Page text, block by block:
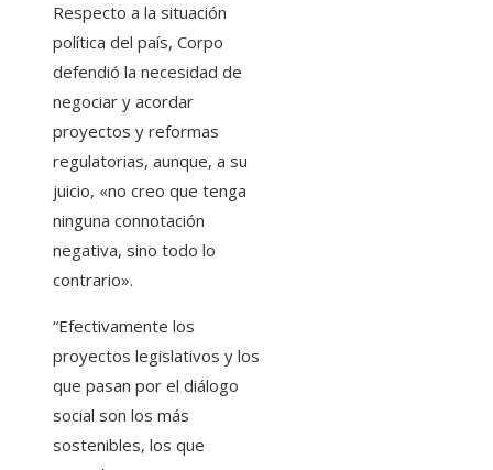
Respecto a la situación
política del país, Corpo
defendió la necesidad de
negociar y acordar
proyectos y reformas
regulatorias, aunque, a su
juicio, «no creo que tenga
ninguna connotación
negativa, sino todo lo
contrario».
“Efectivamente los
proyectos legislativos y los
que pasan por el diálogo
social son los más
sostenibles, los que